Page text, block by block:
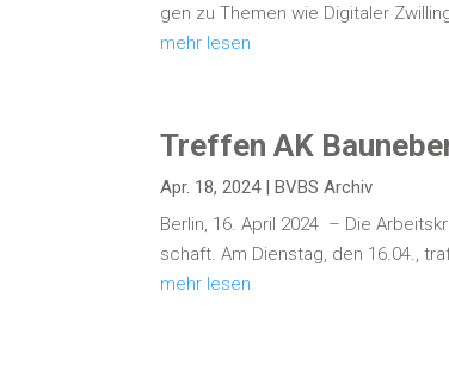
gen zu The­men wie Digi­ta­ler
mehr lesen
Tref­fen AK
Apr. 18, 2024|BVBS Archiv
Ber­lin, 16. April 2024 – Die
schaft. Am Diens­tag, den 16.04.,
mehr lesen